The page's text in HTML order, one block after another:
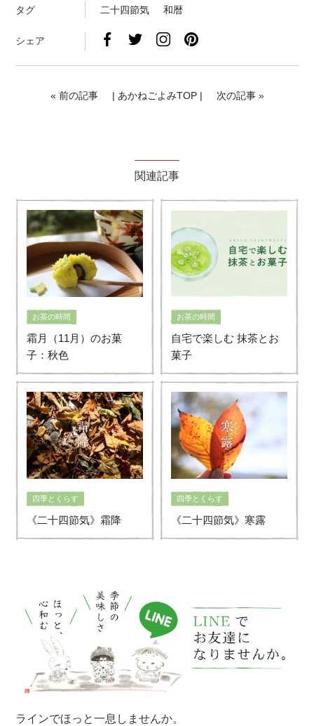
タグ 二十四節気 和暦
シェア
« 前の記事 | あかねごよみTOP | 次の記事»
関連記事
お茶の時間
霜月（11月）のお菓
子：秋色
お茶の時間
自宅で楽しむ 抹茶とお
菓子
四季とくらす
《二十四節気》霜降
四季とくらす
《二十四節気》寒露
ラインでほっと一息しませんか。